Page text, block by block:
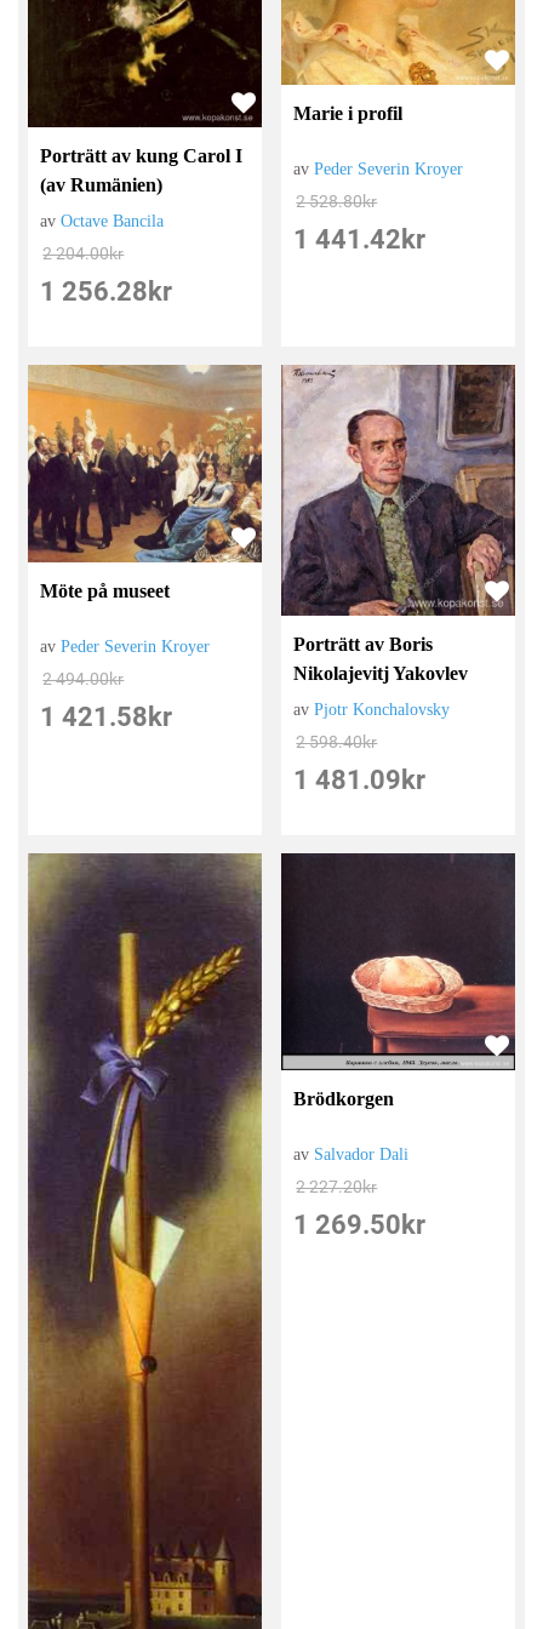
Porträtt av kung Carol I
(av Rumänien)
avOctave Bancila
2 204.00kr
1 256.28 kr
Marie i profil
avPeder Severin Kroyer
2 528.80kr
1 441.42 kr
Möte på museet
avPeder Severin Kroyer
2 494.00kr
1 421.58 kr
Porträtt av Boris
Nikolajevitj Yakovlev
avPjotr ​​Konchalovsky
2 598.40kr
1 481.09 kr
Brödkorgen
av Salvador Dali
2 227.20kr
1 269.50 kr